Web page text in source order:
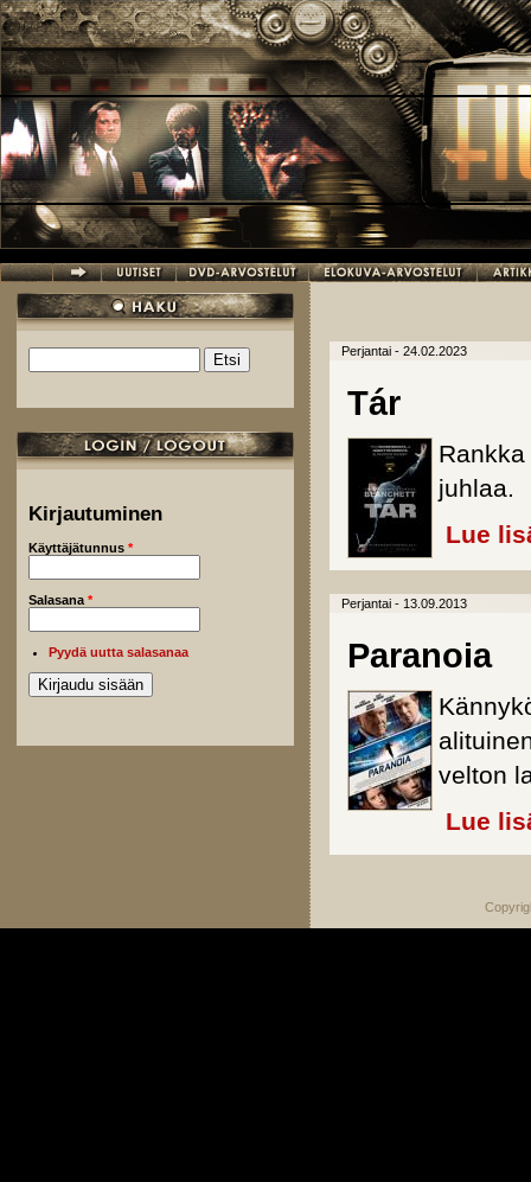
Hyppää pääsisältöön
Hakulomake
Kirjautuminen
Käyttäjätunnus *
Salasana *
Pyydä uutta salasanaa
Perjantai - 24.02.2023
Tár
juhlaa.
Lue
Perjantai - 13.09.2013
Paranoia
velton
Lue